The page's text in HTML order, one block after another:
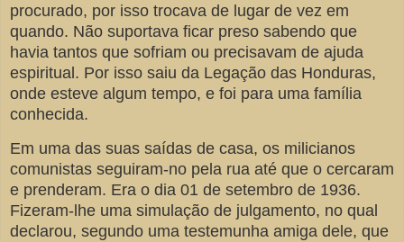
procurado, por isso trocava de lugar de vez em
quando. Não suportava ficar preso sabendo que
havia tantos que sofriam ou precisavam de ajuda
espiritual. Por isso saiu da Legação das Honduras,
onde esteve algum tempo, e foi para uma família
conhecida.
Em uma das suas saídas de casa, os milicianos
comunistas seguiram-no pela rua até que o cercaram
e prenderam. Era o dia 01 de setembro de 1936.
Fizeram-lhe uma simulação de julgamento, no qual
declarou, segundo uma testemunha amiga dele, que